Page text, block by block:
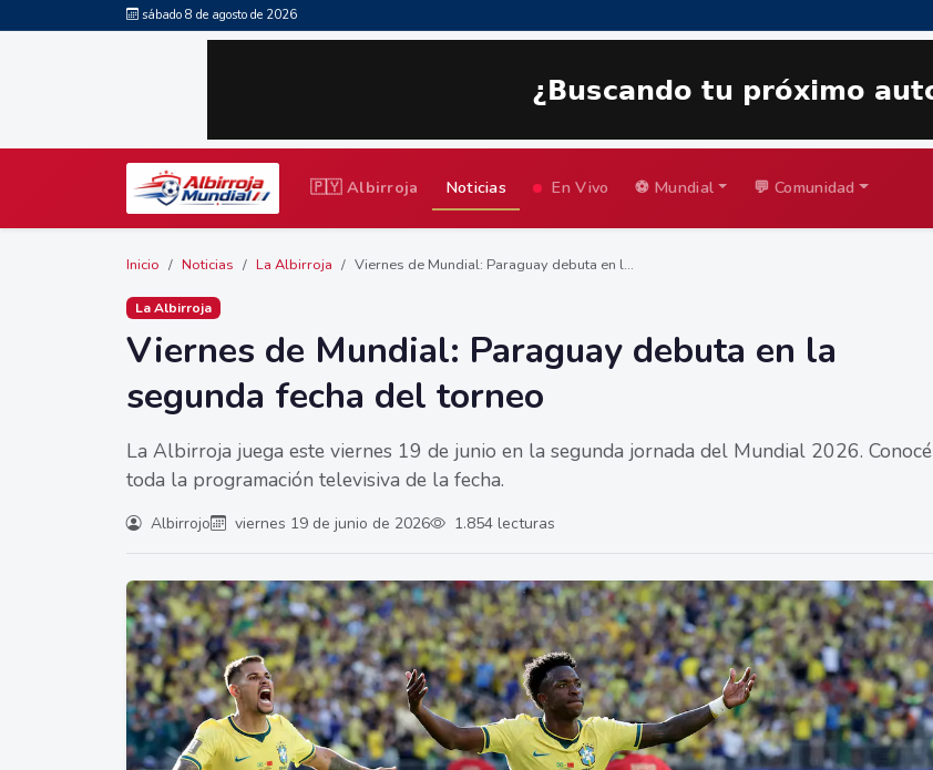
sábado 8 de agosto de 2026
🇵🇾 Albirroja Noticias En Vivo ⚽ Mundial 💬 Comunidad
Inicio Noticias La Albirroja Viernes de Mundial: Paraguay debuta en l...
La Albirroja
Viernes de Mundial: Paraguay debuta en la
segunda fecha del torneo
La Albirroja juega este viernes 19 de junio en la segunda jornada del Mundial 2026. Conocé
toda la programación televisiva de la fecha.
Albirrojo viernes 19 de junio de 2026 1.854 lecturas